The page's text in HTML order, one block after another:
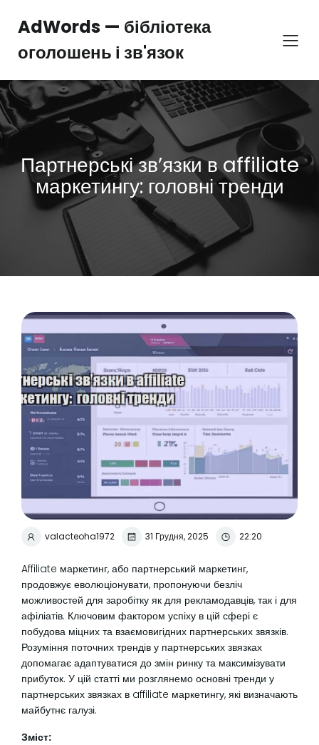
вмістуAdWords — бібліотека
оголошень і зв'язок
Партнерські зв’язки в affiliate
маркетингу: головні тренди
valacteoha1972 31 Грудня, 2025 22:20
Affiliate маркетинг, або партнерський маркетинг,
продовжує еволюціонувати, пропонуючи безліч
можливостей для заробітку як для рекламодавців, так і для
афіліатів. Ключовим фактором успіху в цій сфері є
побудова міцних та взаємовигідних партнерських звязків.
Розуміння поточних трендів у партнерських звязках
допомагає адаптуватися до змін ринку та максимізувати
прибуток. У цій статті ми розглянемо основні тренди у
партнерських звязках в affiliate маркетингу, які визначають
майбутнє галузі.
Зміст: